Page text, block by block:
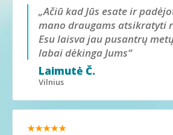
„Ačiū kad Jūs esate ir
mano draugams atsikratyti
Esu laisva jau pusantrų
labai dėkinga Jums“
Laimutė Č.
Vilnius
★★★★★